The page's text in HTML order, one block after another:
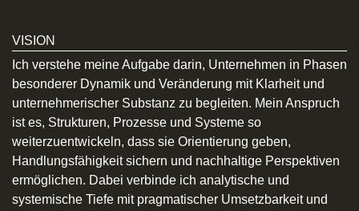
VISION
Ich verstehe meine Aufgabe darin, Unternehmen in Phasen
besonderer Dynamik und Veränderung mit Klarheit und
unternehmerischer Substanz zu begleiten. Mein Anspruch
ist es, Strukturen, Prozesse und Systeme so
weiterzuentwickeln, dass sie Orientierung geben,
Handlungsfähigkeit sichern und nachhaltige Perspektiven
ermöglichen. Dabei verbinde ich analytische und
systemische Tiefe mit pragmatischer Umsetzbarkeit und